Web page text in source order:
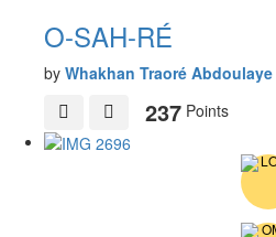
O-SAH-RÉ
by Whakhan Traoré Abdoulaye
237 Points